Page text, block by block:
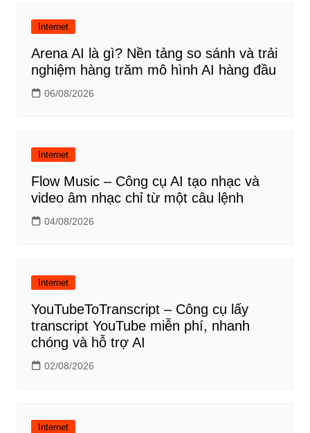
Internet
Arena AI là gì? Nền tảng so sánh và trải
nghiệm hàng trăm mô hình AI hàng đầu
06/08/2026
Internet
Flow Music – Công cụ AI tạo nhạc và
video âm nhạc chỉ từ một câu lệnh
04/08/2026
Internet
YouTubeToTranscript – Công cụ lấy
transcript YouTube miễn phí, nhanh
chóng và hỗ trợ AI
02/08/2026
Internet